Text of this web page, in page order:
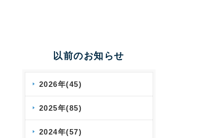
以前のお知らせ
2026年(45)
2025年(85)
2024年(57)